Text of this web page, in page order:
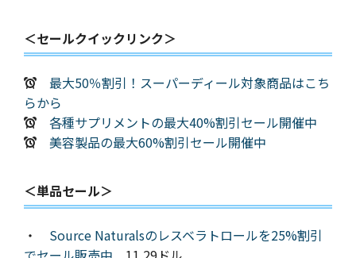
＜セールクイックリンク＞
最大50％割引！スーパーディール対象商品はこち
らから
各種サプリメントの最大40%割引セール開催中
美容製品の最大60%割引セール開催中
＜単品セール＞
・ Source Naturalsのレスベラトロールを25%割引